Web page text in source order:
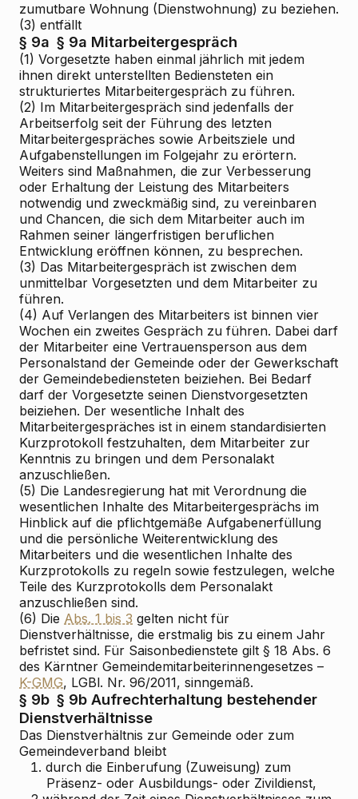
zumutbare Wohnung (Dienstwohnung) zu beziehen.
(3) entfällt
§ 9a § 9a Mitarbeitergespräch
(1) Vorgesetzte haben einmal jährlich mit jedem
ihnen direkt unterstellten Bediensteten ein
strukturiertes Mitarbeitergespräch zu führen.
(2) Im Mitarbeitergespräch sind jedenfalls der
Arbeitserfolg seit der Führung des letzten
Mitarbeitergespräches sowie Arbeitsziele und
Aufgabenstellungen im Folgejahr zu erörtern.
Weiters sind Maßnahmen, die zur Verbesserung
oder Erhaltung der Leistung des Mitarbeiters
notwendig und zweckmäßig sind, zu vereinbaren
und Chancen, die sich dem Mitarbeiter auch im
Rahmen seiner längerfristigen beruflichen
Entwicklung eröffnen können, zu besprechen.
(3) Das Mitarbeitergespräch ist zwischen dem
unmittelbar Vorgesetzten und dem Mitarbeiter zu
führen.
(4) Auf Verlangen des Mitarbeiters ist binnen vier
Wochen ein zweites Gespräch zu führen. Dabei darf
der Mitarbeiter eine Vertrauensperson aus dem
Personalstand der Gemeinde oder der Gewerkschaft
der Gemeindebediensteten beiziehen. Bei Bedarf
darf der Vorgesetzte seinen Dienstvorgesetzten
beiziehen. Der wesentliche Inhalt des
Mitarbeitergespräches ist in einem standardisierten
Kurzprotokoll festzuhalten, dem Mitarbeiter zur
Kenntnis zu bringen und dem Personalakt
anzuschließen.
(5) Die Landesregierung hat mit Verordnung die
wesentlichen Inhalte des Mitarbeitergesprächs im
Hinblick auf die pflichtgemäße Aufgabenerfüllung
und die persönliche Weiterentwicklung des
Mitarbeiters und die wesentlichen Inhalte des
Kurzprotokolls zu regeln sowie festzulegen, welche
Teile des Kurzprotokolls dem Personalakt
anzuschließen sind.
(6) Die Abs. 1 bis 3 gelten nicht für
Dienstverhältnisse, die erstmalig bis zu einem Jahr
befristet sind. Für Saisonbedienstete gilt § 18 Abs. 6
des Kärntner Gemeindemitarbeiterinnengesetzes –
K-GMG, LGBl. Nr. 96/2011, sinngemäß.
§ 9b § 9b Aufrechterhaltung bestehender
Dienstverhältnisse
Das Dienstverhältnis zur Gemeinde oder zum
Gemeindeverband bleibt
1. durch die Einberufung (Zuweisung) zum
Präsenz- oder Ausbildungs- oder Zivildienst,